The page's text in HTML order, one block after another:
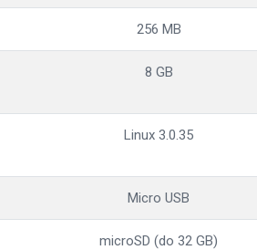
256 MB
8 GB
Linux 3.0.35
Micro USB
microSD (do 32 GB)